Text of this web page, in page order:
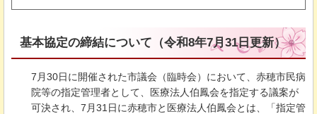
基本協定の締結について（令和8年7月31日更新）
7月30日に開催された市議会（臨時会）において、赤穂市民病
院等の指定管理者として、医療法人伯鳳会を指定する議案が
可決され、7月31日に赤穂市と医療法人伯鳳会とは、「指定管